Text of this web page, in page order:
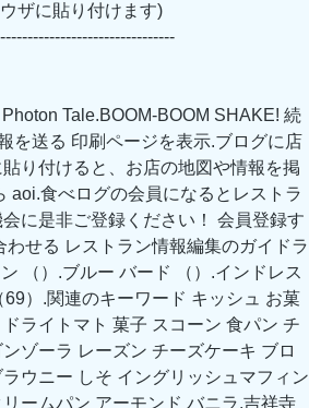
ーしてブラウザに貼り付けます)
Tale.BOOM-BOOM SHAKE! 続
を送る 印刷ページを表示.ブログに店
り付けると、お店の地図や情報を掲
aoi.食べログの会員になるとレストラ
に是非ご登録ください！ 会員登録す
せる レストラン情報編集のガイドラ
（）.ブルー バード （）.インドレス
）.関連のキーワード キッシュ お菓
ライトマト 菓子 スコーン 食パン チ
ゾーラ レーズン チーズケーキ ブロ
ウニー しそ イングリッシュマフィン
ームパン アーモンド バニラ.吉祥寺